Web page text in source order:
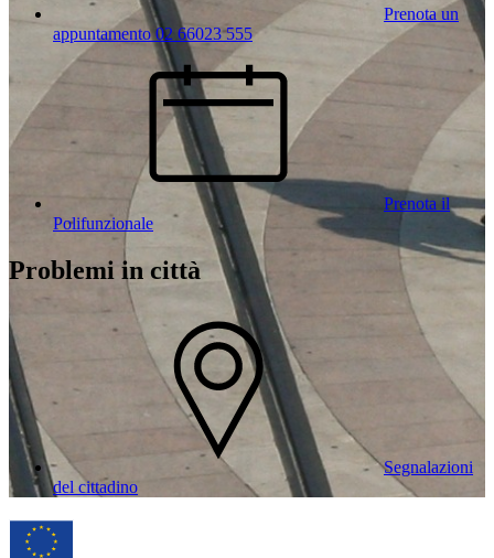
Prenota un
appuntamento 02 66023 555
Prenota il
Polifunzionale
Problemi in città
Segnalazioni
del cittadino